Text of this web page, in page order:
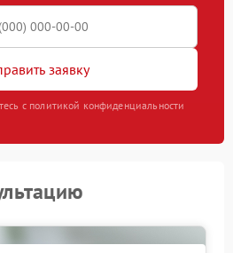
заявку
с политикой конфиденциальности